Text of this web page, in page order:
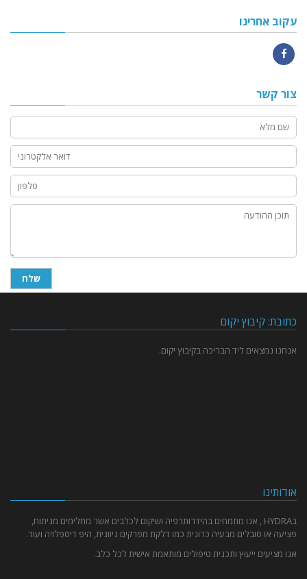
עקוב אחרינו
צור קשר
כתובת: קיבוץ יקום
אנחנו נמצאים ליד הבריכה בקיבוץ יקום.
אודותינו
בHYDRA , אנו מתמחים בהידרותרפיה ושיקום לכלבים אשר מחלימים מניתוח,
פציעה או סובלים מבעיה כרונית כמו דלקת מפרקים ניוונית, היפ דיספלזיה ועוד.
אנו מציעים ייעוץ ותכנית טיפולים מותאמת אישית לכל כלב.